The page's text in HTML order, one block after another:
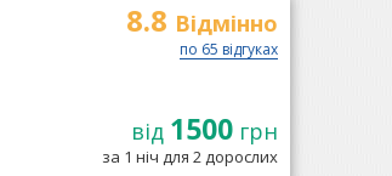
8.8 Відмінно
по 65 відгуках
від 1500грн
за 1 ніч для 2 дорослих